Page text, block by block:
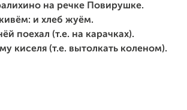
на речке Повирушке.
и хлеб жуём.
поехал (т.е. на карачках).
киселя (т.е. вытолкать коленом).